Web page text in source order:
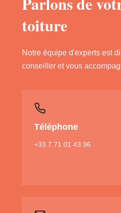
toiture
Notre équipe d'experts est
conseiller et vous
Téléphone
+33 7 71 01 43 96